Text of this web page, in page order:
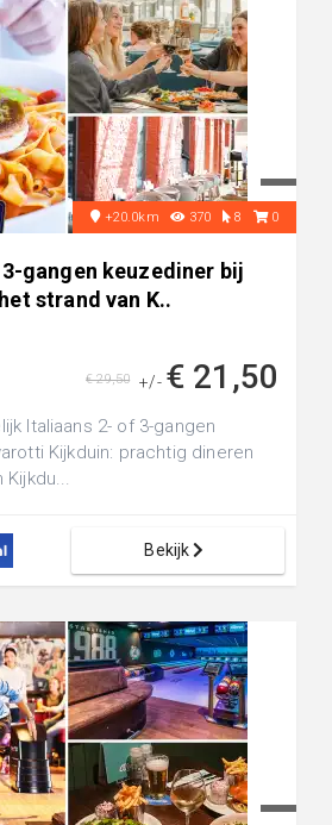
+20.0km 370 8 0
gangen keuzediner bij
strand van K..
+/- € 21,50
€ 29,50
Italiaans 2- of 3-gangen
Kijkduin: prachtig dineren
Kijkdu...
Bekijk